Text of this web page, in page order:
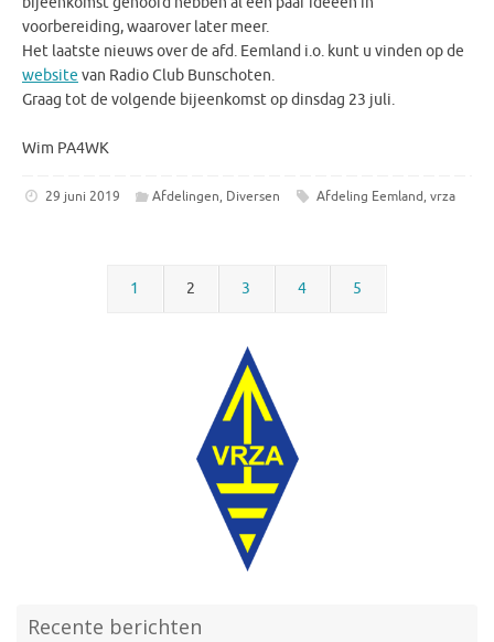
voorbereiding, waarover later meer.
Het laatste nieuws over de afd. Eemland i.o. kunt u vinden op de
website van Radio Club Bunschoten.
Graag tot de volgende bijeenkomst op dinsdag 23 juli.
Wim PA4WK
29 juni 2019 Afdelingen, Diversen Afdeling Eemland, vrza
1 2 3 4 5
Recente berichten